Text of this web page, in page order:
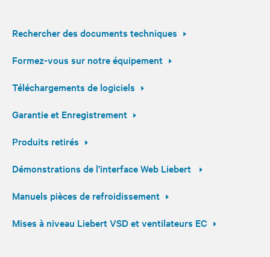
Rechercher des documents techniques
Formez-vous sur notre équipement
Téléchargements de logiciels
Garantie et Enregistrement
Produits retirés
Démonstrations de l’interface Web Liebert
Manuels pièces de refroidissement
Mises à niveau Liebert VSD et ventilateurs EC